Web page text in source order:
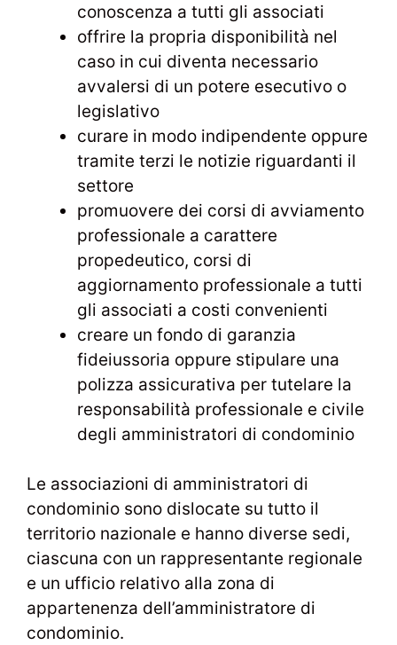
conoscenza a tutti gli associati
offrire la propria disponibilità nel
caso in cui diventa necessario
avvalersi di un potere esecutivo o
legislativo
curare in modo indipendente oppure
tramite terzi le notizie riguardanti il
settore
promuovere dei corsi di avviamento
professionale a carattere
propedeutico, corsi di
aggiornamento professionale a tutti
gli associati a costi convenienti
creare un fondo di garanzia
fideiussoria oppure stipulare una
polizza assicurativa per tutelare la
responsabilità professionale e civile
degli amministratori di condominio
Le associazioni di amministratori di
condominio sono dislocate su tutto il
territorio nazionale e hanno diverse sedi,
ciascuna con un rappresentante regionale
e un ufficio relativo alla zona di
appartenenza dell’amministratore di
condominio.